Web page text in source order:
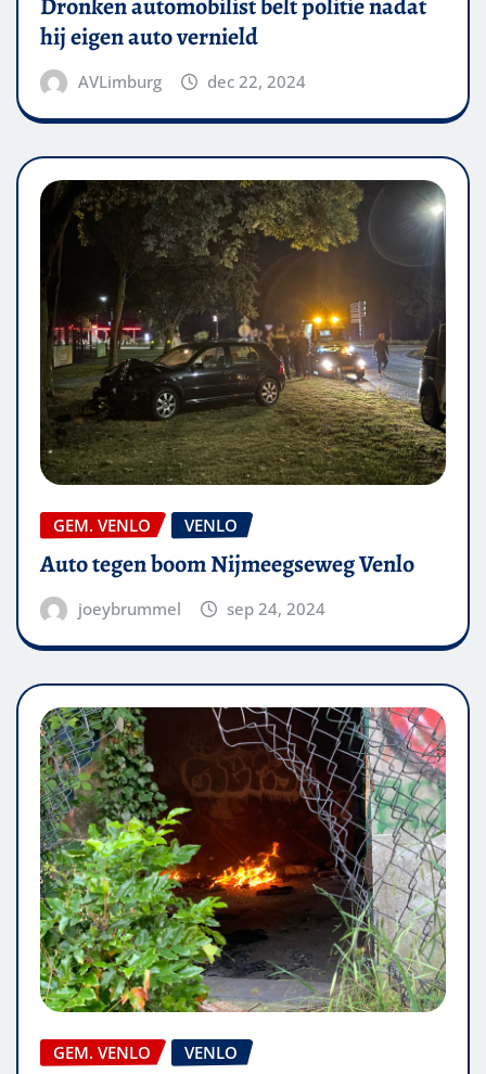
Dronken automobilist belt politie nadat
hij eigen auto vernield
AVLimburg dec 22, 2024
GEM. VENLO VENLO
Auto tegen boom Nijmeegseweg Venlo
joeybrummel sep 24, 2024
GEM. VENLO VENLO